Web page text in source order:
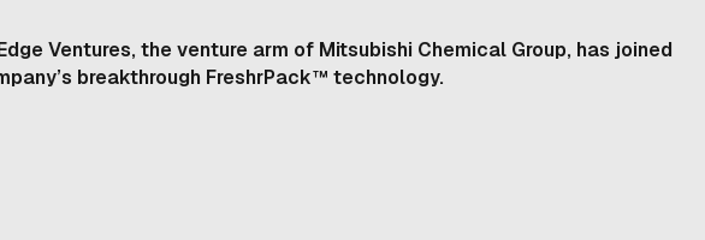
Ventures, the venture arm of Mitsubishi Chemical Group, has joined
breakthrough FreshrPack™ technology.